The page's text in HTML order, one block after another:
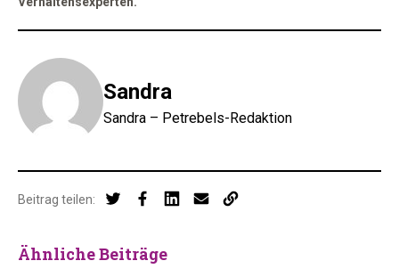
Sandra
Sandra – Petrebels-Redaktion
Beitrag teilen:
Ähnliche Beiträge